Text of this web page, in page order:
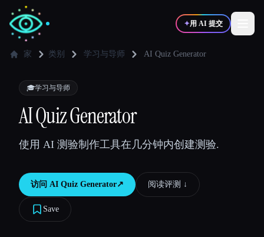
✦用 AI 提交
✍️写作者
💻 开发者
家 类别 学习与导师 AI Quiz Generator
🎓学习与导师
AI Quiz Generator
使用 AI 测验制作工具在几分钟内创建测验.
访问 AI Quiz Generator↗︎ 阅读评测 ↓︎
Save